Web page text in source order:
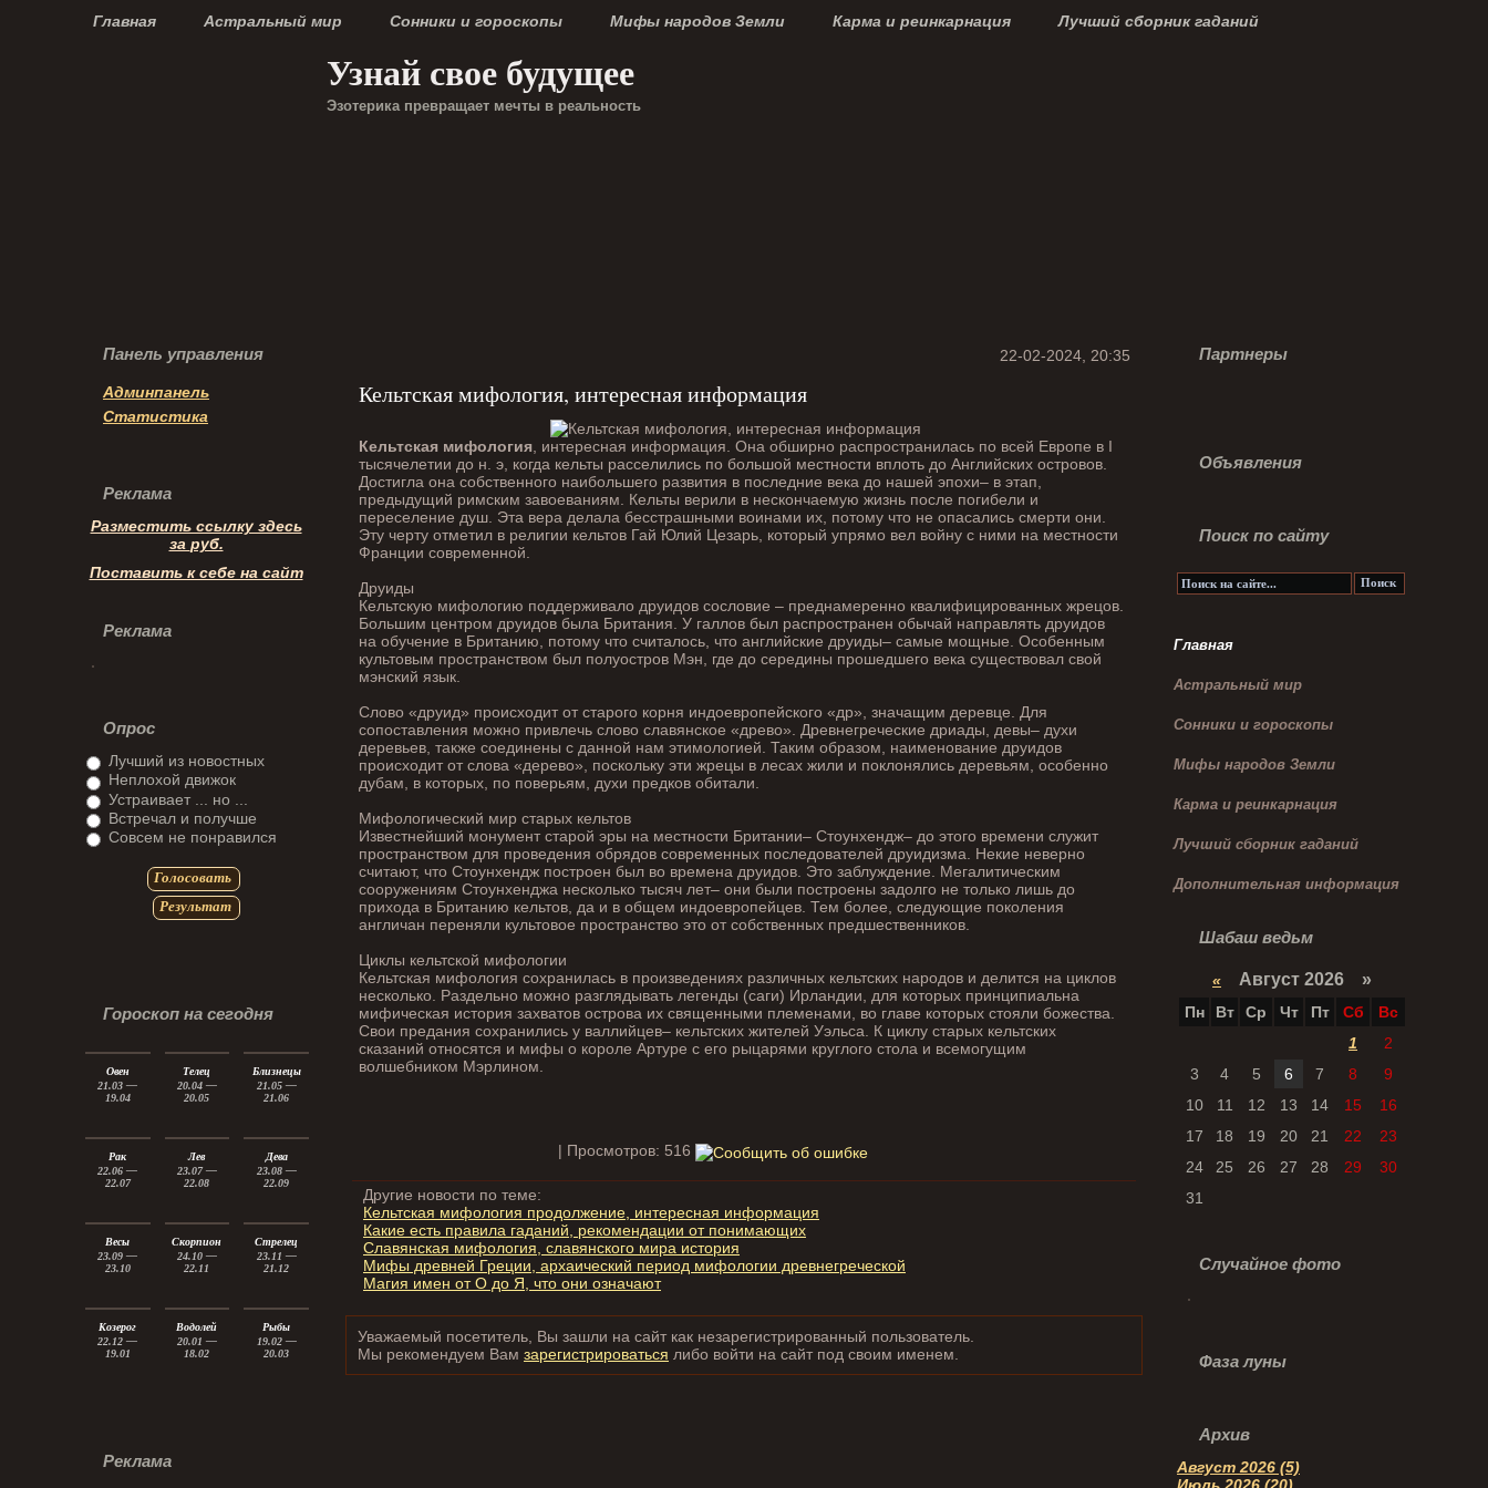
Главная Астральный мир Сонники и гороскопы Мифы народов Земли Карма и реинкарнация Лучший сборник гаданий
Узнай свое будущее
Эзотерика превращает мечты в реальность
Панель управления
Админпанель
Статистика
Реклама
Разместить ссылку здесь
за руб.
Поставить к себе на сайт
Реклама
Опрос
Лучший из новостных
Неплохой движок
Устраивает ... но ...
Встречал и получше
Совсем не понравился
Голосовать
Результат
Гороскоп на сегодня
Овен
21.03 —
19.04
Телец
20.04 —
20.05
Близнецы
21.05 —
21.06
Рак
22.06 —
22.07
Лев
23.07 —
22.08
Дева
23.08 —
22.09
Весы
23.09 —
23.10
Скорпион
24.10 —
22.11
Стрелец
23.11 —
21.12
Козерог
22.12 —
19.01
Водолей
20.01 —
18.02
Рыбы
19.02 —
20.03
Реклама
22-02-2024, 20:35
Кельтская мифология, интересная информация
Кельтская мифология , интересная информация. Она обширно распространилась по всей Европе в I
тысячелетии до н. э, когда кельты расселились по большой местности вплоть до Английских островов.
Достигла она собственного наибольшего развития в последние века до нашей эпохи– в этап,
предыдущий римским завоеваниям. Кельты верили в нескончаемую жизнь после погибели и
переселение душ. Эта вера делала бесстрашными воинами их, потому что не опасались смерти они.
Эту черту отметил в религии кельтов Гай Юлий Цезарь, который упрямо вел войну с ними на местности
Франции современной.
Друиды
Кельтскую мифологию поддерживало друидов сословие – преднамеренно квалифицированных жрецов.
Большим центром друидов была Британия. У галлов был распространен обычай направлять друидов
на обучение в Британию, потому что считалось, что английские друиды– самые мощные. Особенным
культовым пространством был полуостров Мэн, где до середины прошедшего века существовал свой
мэнский язык.
Слово «друид» происходит от старого корня индоевропейского «др», значащим деревце. Для
сопоставления можно привлечь слово славянское «древо». Древнегреческие дриады, девы– духи
деревьев, также соединены с данной нам этимологией. Таким образом, наименование друидов
происходит от слова «дерево», поскольку эти жрецы в лесах жили и поклонялись деревьям, особенно
дубам, в которых, по поверьям, духи предков обитали.
Мифологический мир старых кельтов
Известнейший монумент старой эры на местности Британии– Стоунхендж– до этого времени служит
пространством для проведения обрядов современных последователей друидизма. Некие неверно
считают, что Стоунхендж построен был во времена друидов. Это заблуждение. Мегалитическим
сооружениям Стоунхенджа несколько тысяч лет– они были построены задолго не только лишь до
прихода в Британию кельтов, да и в общем индоевропейцев. Тем более, следующие поколения
англичан переняли культовое пространство это от собственных предшественников.
Циклы кельтской мифологии
Кельтская мифология сохранилась в произведениях различных кельтских народов и делится на циклов
несколько. Раздельно можно разглядывать легенды (саги) Ирландии, для которых принципиальна
мифическая история захватов острова их священными племенами, во главе которых стояли божества.
Свои предания сохранились у валлийцев– кельтских жителей Уэльса. К циклу старых кельтских
сказаний относятся и мифы о короле Артуре с его рыцарями круглого стола и всемогущим
волшебником Мэрлином.
| Просмотров: 516
Другие новости по теме:
Кельтская мифология продолжение, интересная информация
Какие есть правила гаданий, рекомендации от понимающих
Славянская мифология, славянского мира история
Мифы древней Греции, архаический период мифологии древнегреческой
Магия имен от О до Я, что они означают
Уважаемый посетитель, Вы зашли на сайт как незарегистрированный пользователь.
Мы рекомендуем Вам зарегистрироваться либо войти на сайт под своим именем.
Партнеры
Объявления
Поиск по сайту
Главная
Астральный мир
Сонники и гороскопы
Мифы народов Земли
Карма и реинкарнация
Лучший сборник гаданий
Дополнительная информация
Шабаш ведьм
« Август 2026 »
Пн Вт Ср Чт Пт Сб
Вс
1
2
3
4 5 6 7 8
9
10
11 12 13 14 15
16
17
18 19 20 21 22
23
24
25 26 27 28 29
30
31
Случайное фото
Фаза луны
Архив
Август 2026 (5)